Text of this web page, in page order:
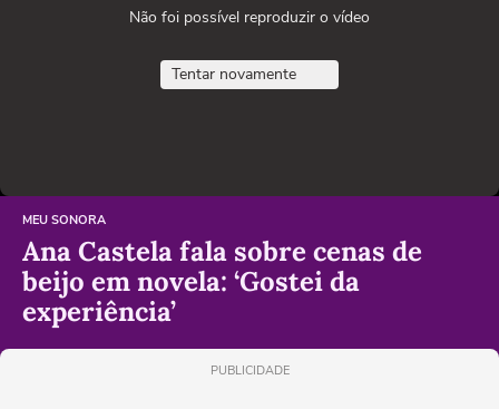
Não foi possível reproduzir o vídeo
Tentar novamente
MEU SONORA
Ana Castela fala sobre cenas de
beijo em novela: ‘Gostei da
experiência’
PUBLICIDADE